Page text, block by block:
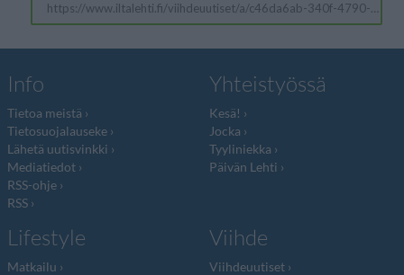
Info
Tietoa meistä
Tietosuojalauseke
Lähetä uutisvinkki
Mediatiedot
RSS-ohje
RSS
Yhteistyössä
Kesä!
Jocka
Tyyliniekka
Päivän Lehti
Lifestyle
Matkailu
Viihde
Viihdeuutiset